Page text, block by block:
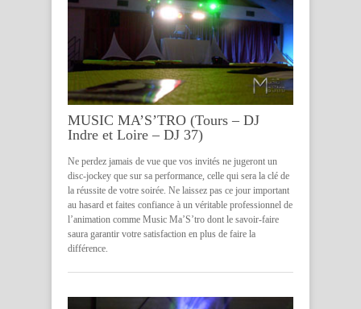
MUSIC MA’S’TRO (Tours – DJ
Indre et Loire – DJ 37)
Ne perdez jamais de vue que vos invités ne jugeront un
disc-jockey que sur sa performance, celle qui sera la clé de
la réussite de votre soirée. Ne laissez pas ce jour important
au hasard et faites confiance à un véritable professionnel de
l’animation comme Music Ma’S’tro dont le savoir-faire
saura garantir votre satisfaction en plus de faire la
différence.